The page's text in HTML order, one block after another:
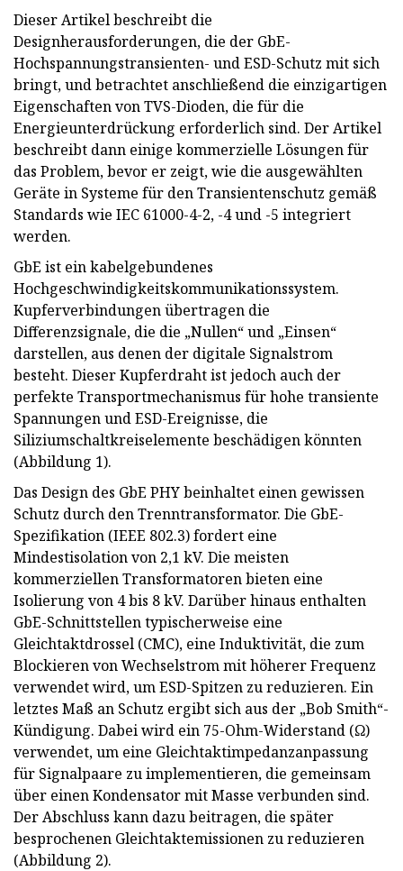
Dieser Artikel beschreibt die
Designherausforderungen, die der GbE-
Hochspannungstransienten- und ESD-Schutz mit sich
bringt, und betrachtet anschließend die einzigartigen
Eigenschaften von TVS-Dioden, die für die
Energieunterdrückung erforderlich sind. Der Artikel
beschreibt dann einige kommerzielle Lösungen für
das Problem, bevor er zeigt, wie die ausgewählten
Geräte in Systeme für den Transientenschutz gemäß
Standards wie IEC 61000-4-2, -4 und -5 integriert
werden.
GbE ist ein kabelgebundenes
Hochgeschwindigkeitskommunikationssystem.
Kupferverbindungen übertragen die
Differenzsignale, die die „Nullen“ und „Einsen“
darstellen, aus denen der digitale Signalstrom
besteht. Dieser Kupferdraht ist jedoch auch der
perfekte Transportmechanismus für hohe transiente
Spannungen und ESD-Ereignisse, die
Siliziumschaltkreiselemente beschädigen könnten
(Abbildung 1).
Das Design des GbE PHY beinhaltet einen gewissen
Schutz durch den Trenntransformator. Die GbE-
Spezifikation (IEEE 802.3) fordert eine
Mindestisolation von 2,1 kV. Die meisten
kommerziellen Transformatoren bieten eine
Isolierung von 4 bis 8 kV. Darüber hinaus enthalten
GbE-Schnittstellen typischerweise eine
Gleichtaktdrossel (CMC), eine Induktivität, die zum
Blockieren von Wechselstrom mit höherer Frequenz
verwendet wird, um ESD-Spitzen zu reduzieren. Ein
letztes Maß an Schutz ergibt sich aus der „Bob Smith“-
Kündigung. Dabei wird ein 75-Ohm-Widerstand (Ω)
verwendet, um eine Gleichtaktimpedanzanpassung
für Signalpaare zu implementieren, die gemeinsam
über einen Kondensator mit Masse verbunden sind.
Der Abschluss kann dazu beitragen, die später
besprochenen Gleichtaktemissionen zu reduzieren
(Abbildung 2).